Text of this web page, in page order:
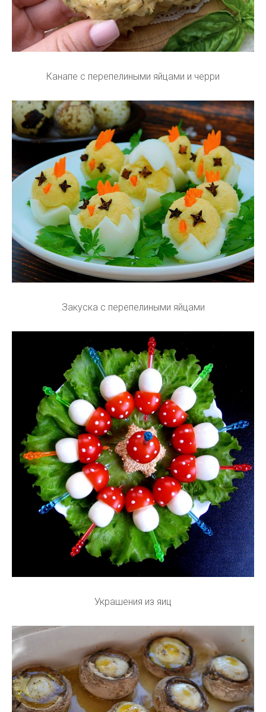
Канапе с перепелиными яйцами и черри
Закуска с перепелиными яйцами
Украшения из яиц